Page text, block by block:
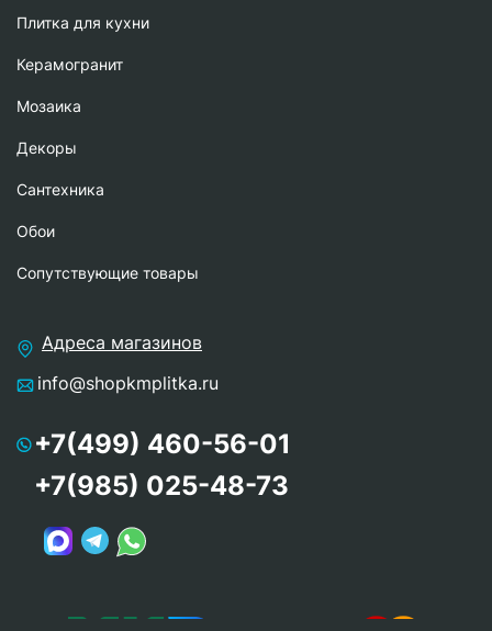
Плитка для кухни
Керамогранит
Мозаика
Декоры
Сантехника
Обои
Сопутствующие товары
Адреса магазинов
info@shopkmplitka.ru
+7(499) 460-56-01
+7(985) 025-48-73